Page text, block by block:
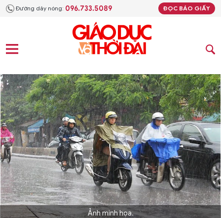
Đường dây nóng: 096.733.5089 ĐỌC BÁO GIẤY
Ảnh minh họa.